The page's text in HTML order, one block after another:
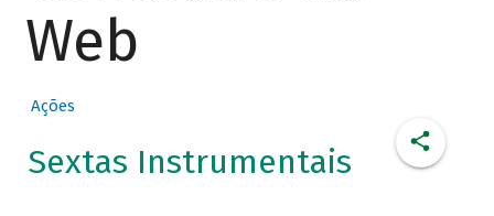
Web
Ações
Sextas Instrumentais